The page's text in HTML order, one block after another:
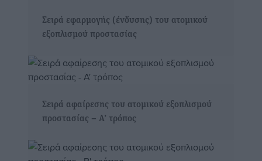
Σειρά εφαρμογής (ένδυσης) του ατομικού
εξοπλισμού προστασίας
Σειρά αφαίρεσης του ατομικού εξοπλισμού
προστασίας – Α’ τρόπος